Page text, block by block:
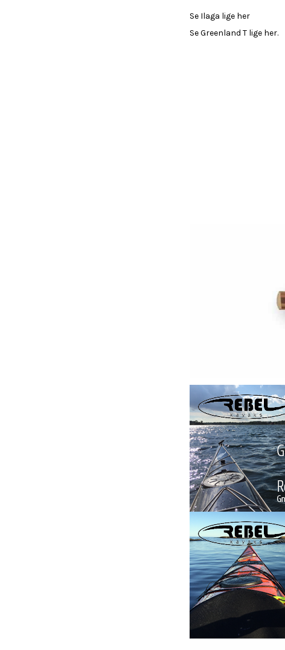
Se Ilaga lige her
Se Greenland T lige her.